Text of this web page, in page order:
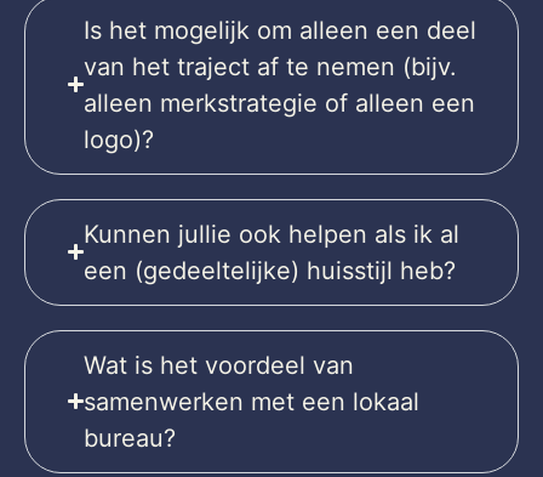
Is het mogelijk om alleen een deel
van het traject af te nemen (bijv.
alleen merkstrategie of alleen een
logo)?
Kunnen jullie ook helpen als ik al
een (gedeeltelijke) huisstijl heb?
Wat is het voordeel van
samenwerken met een lokaal
bureau?